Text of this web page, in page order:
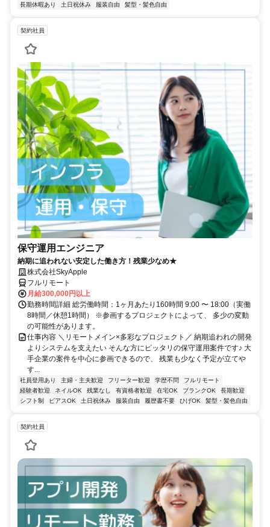
長期休暇あり
土日祝休み 服装自由 髪型・髪色自由
契約社員
保守運用エンジニア
納期に追われない安定した働き方！残業少なめ★
株式会社SkyApple
フルリモート
月給300,000円以上
勤務時間詳細 総労働時間：1ヶ月あたり160時間 9:00 〜 18:00（実働
8時間／休憩1時間） ※参画するプロジェクトによって、 多少の変動
の可能性があります。
仕事内容 ＼リモートメイン×多彩なプロジェクト／ 納期追われの開発
よりシステムを支えたい そんな方にピッタリの保守運用案件です♪ 大
手企業の案件を中心に参画できるので、 残業も少なく予定が立てや
す...
社員登用あり 主婦・主夫歓迎 フリーター歓迎 学歴不問
フルリモート
経験者歓迎
ネイルOK 残業なし 有資格者歓迎 在宅OK ブランクOK
長期歓迎
シフト制
ピアスOK 土日祝休み 服装自由 履歴書不要 ひげOK 髪型・髪色自由
契約社員